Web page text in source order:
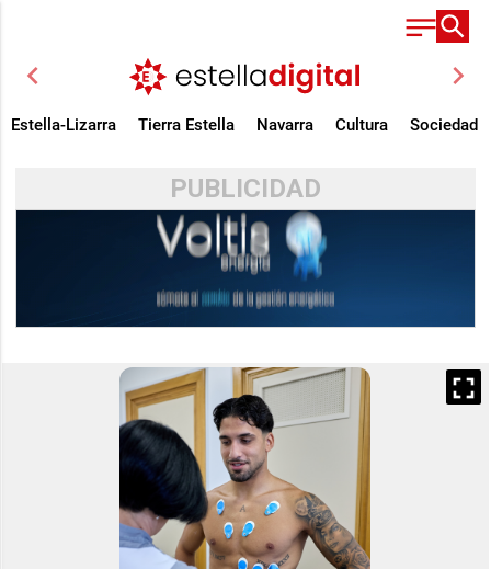
chevron_left chevron_right
Estella-Lizarra Tierra Estella Navarra Cultura Sociedad
PUBLICIDAD